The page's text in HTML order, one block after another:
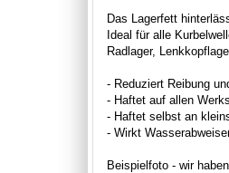
Das Lagerfett
Ideal für alle
Radlager,
- Reduziert Reibung
- Haftet auf allen
- Haftet selbst an
- Wirkt
Beispielfoto - wir